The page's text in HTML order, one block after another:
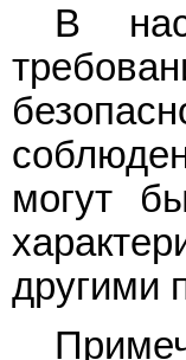
В
могут
другими